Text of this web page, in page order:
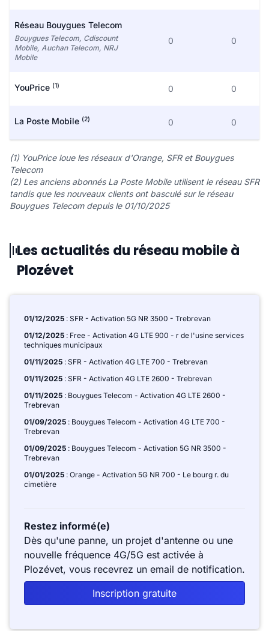
Réseau Bouygues Telecom
Bouygues Telecom, Cdiscount
Mobile, Auchan Telecom, NRJ
Mobile
0 0
YouPrice (1) 0 0
La Poste Mobile (2) 0 0
(1) YouPrice loue les réseaux d'Orange, SFR et Bouygues
Telecom
(2) Les anciens abonnés La Poste Mobile utilisent le réseau SFR
tandis que les nouveaux clients ont basculé sur le réseau
Bouygues Telecom depuis le 01/10/2025
Les actualités du réseau mobile à
Plozévet
01/12/2025 : SFR - Activation 5G NR 3500 - Trebrevan
01/12/2025 : Free - Activation 4G LTE 900 - r de l'usine services
techniques municipaux
01/11/2025 : SFR - Activation 4G LTE 700 - Trebrevan
01/11/2025 : SFR - Activation 4G LTE 2600 - Trebrevan
01/11/2025 : Bouygues Telecom - Activation 4G LTE 2600 -
Trebrevan
01/09/2025 : Bouygues Telecom - Activation 4G LTE 700 -
Trebrevan
01/09/2025 : Bouygues Telecom - Activation 5G NR 3500 -
Trebrevan
01/01/2025 : Orange - Activation 5G NR 700 - Le bourg r. du
cimetière
Restez informé(e)
Dès qu'une panne, un projet d'antenne ou une
nouvelle fréquence 4G/5G est activée à
Plozévet, vous recevrez un email de notification.
Inscription gratuite